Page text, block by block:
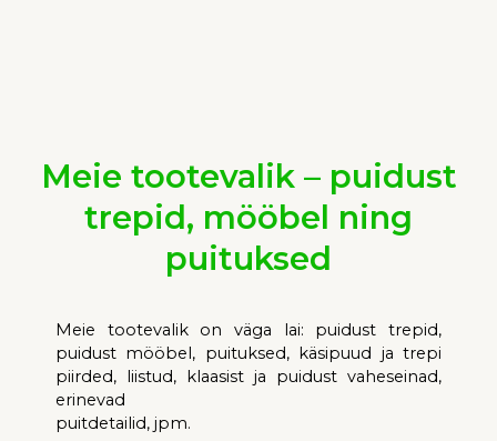
Meie tootevalik – puidust
trepid, mööbel ning
puituksed
Meie tootevalik on väga lai: puidust trepid,
puidust mööbel, puituksed, käsipuud ja trepi
piirded, liistud, klaasist ja puidust vaheseinad,
erinevad
puitdetailid, jpm.